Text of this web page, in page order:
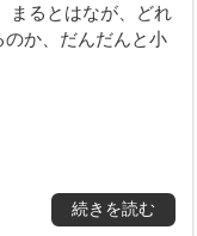
まるとはなが、どれ
のか、だんだんと小
続きを読む